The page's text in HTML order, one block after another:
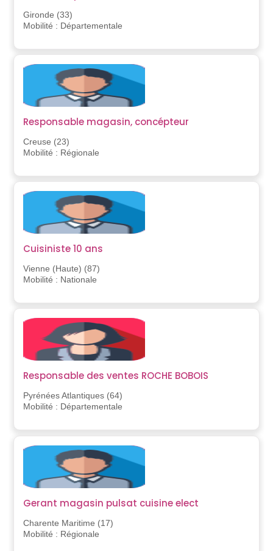
Gironde (33)
Mobilité : Départementale
Responsable magasin, concépteur
Creuse (23)
Mobilité : Régionale
Cuisiniste 10 ans
Vienne (Haute) (87)
Mobilité : Nationale
Responsable des ventes ROCHE BOBOIS
Pyrénées Atlantiques (64)
Mobilité : Départementale
Gerant magasin pulsat cuisine elect
Charente Maritime (17)
Mobilité : Régionale